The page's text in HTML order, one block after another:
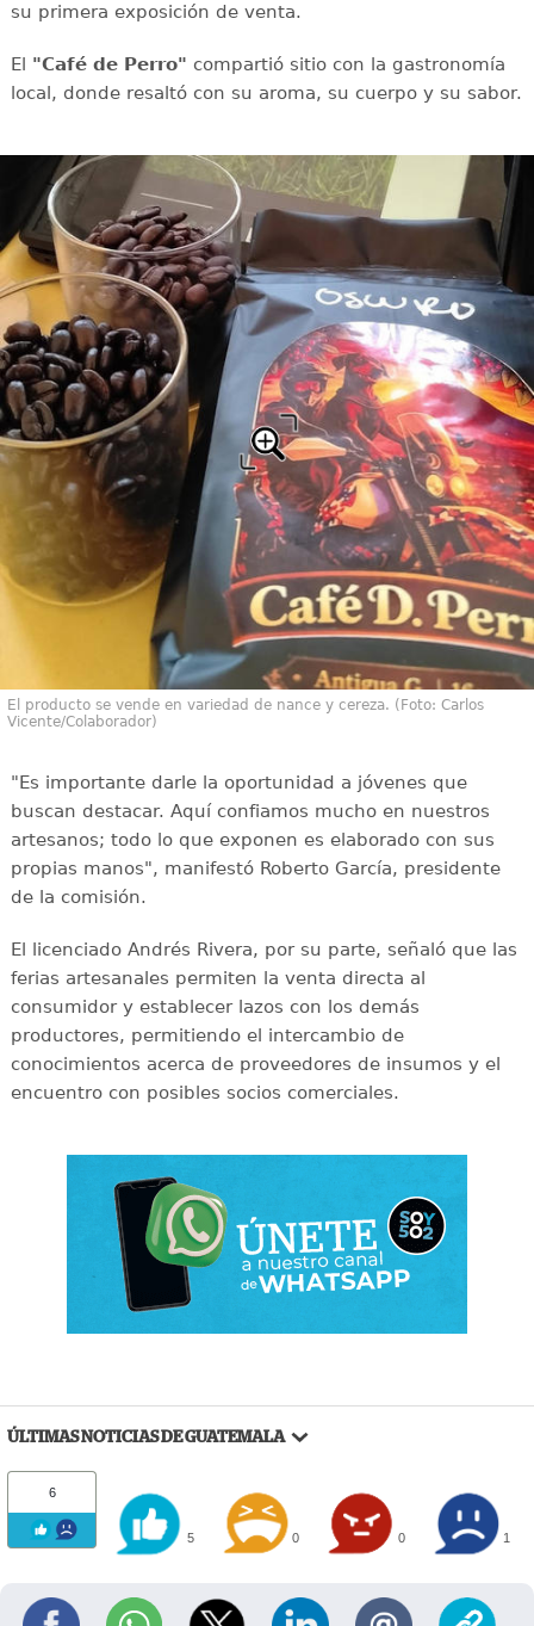
su primera exposición de venta.
El "Café de Perro" compartió sitio con la gastronomía
local, donde resaltó con su aroma, su cuerpo y su sabor.
El producto se vende en variedad de nance y cereza. (Foto: Carlos
Vicente/Colaborador)
"Es importante darle la oportunidad a jóvenes que
buscan destacar. Aquí confiamos mucho en nuestros
artesanos; todo lo que exponen es elaborado con sus
propias manos", manifestó Roberto García, presidente
de la comisión.
El licenciado Andrés Rivera, por su parte, señaló que las
ferias artesanales permiten la venta directa al
consumidor y establecer lazos con los demás
productores, permitiendo el intercambio de
conocimientos acerca de proveedores de insumos y el
encuentro con posibles socios comerciales.
ÚLTIMAS NOTICIAS DE GUATEMALA
6
5 0 0 1